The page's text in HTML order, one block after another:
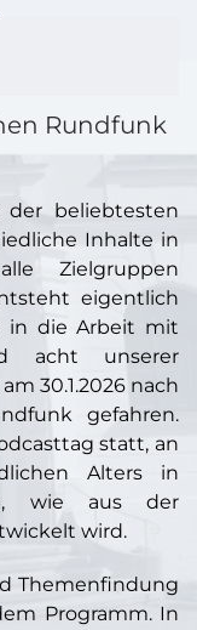
Rundfunk
der beliebtesten
Inhalte in
Zielgruppen
eigentlich
in die Arbeit mit
acht unserer
30.1.2026 nach
gefahren.
statt, an
Alters in
wie aus der
wird.
Themenfindung
Programm. In